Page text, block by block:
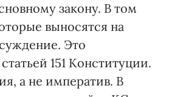
закону. В том
выносятся на
Это
151 Конституции.
а не императив. В